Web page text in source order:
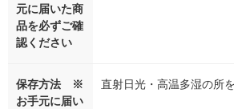
元に届いた商
品を必ずご確
認ください
保存方法 ※
お手元に届い
直射日光・高温多湿の所